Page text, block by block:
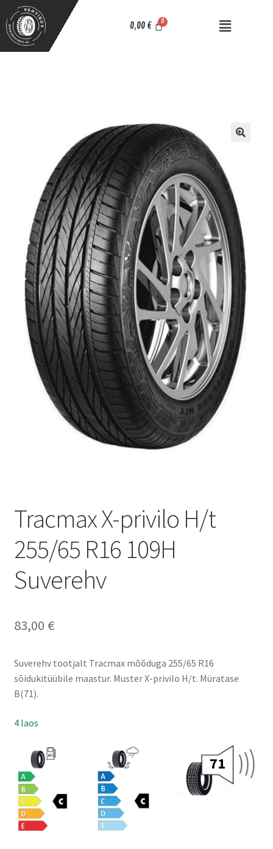
0,00 €
Tracmax X-privilo H/t
255/65 R16 109H
Suverehv
83,00 €
Suverehv tootjalt Tracmax mõõduga 255/65 R16
sõidukitüübile maastur. Muster X-privilo H/t. Müratase
B(71).
4 laos
71